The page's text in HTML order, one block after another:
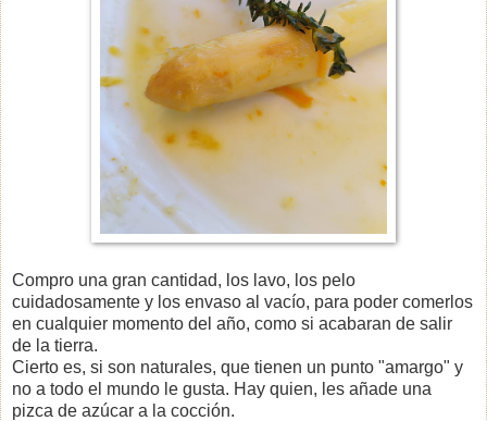
Compro una gran cantidad, los lavo, los pelo
cuidadosamente y los envaso al vacío, para poder comerlos
en cualquier momento del año, como si acabaran de salir
de la tierra.
Cierto es, si son naturales, que tienen un punto "amargo" y
no a todo el mundo le gusta. Hay quien, les añade una
pizca de azúcar a la cocción.